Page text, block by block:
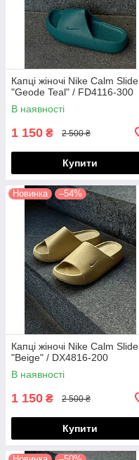
Капці жіночі Nike Calm Slide
"Geode Teal" / FD4116-300
В наявності
1 150 ₴ 2 500 ₴
Купити
Новинка –54%
Капці жіночі Nike Calm Slide
"Beige" / DX4816-200
В наявності
1 150 ₴ 2 500 ₴
Купити